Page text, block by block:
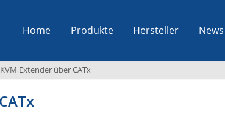
Home Produkte Hersteller News
KVM Extender über CATx